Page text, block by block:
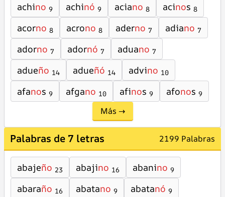
achino 9 achinó 9 aciano 8 acinos 8
acorno 8 acrono 8 aderno 7 adiano 7
adorno 7 adornó 7 aduano 7
adueño 14 adueñó 14 advino 10
afanos 9 afgano 10 afinos 9 afonos 9
Más →
Palabras de 7 letras 2199 Palabras
abajeño 23 abajino 16 abanino 9
abaraño 16 abatano 9 abatanó 9